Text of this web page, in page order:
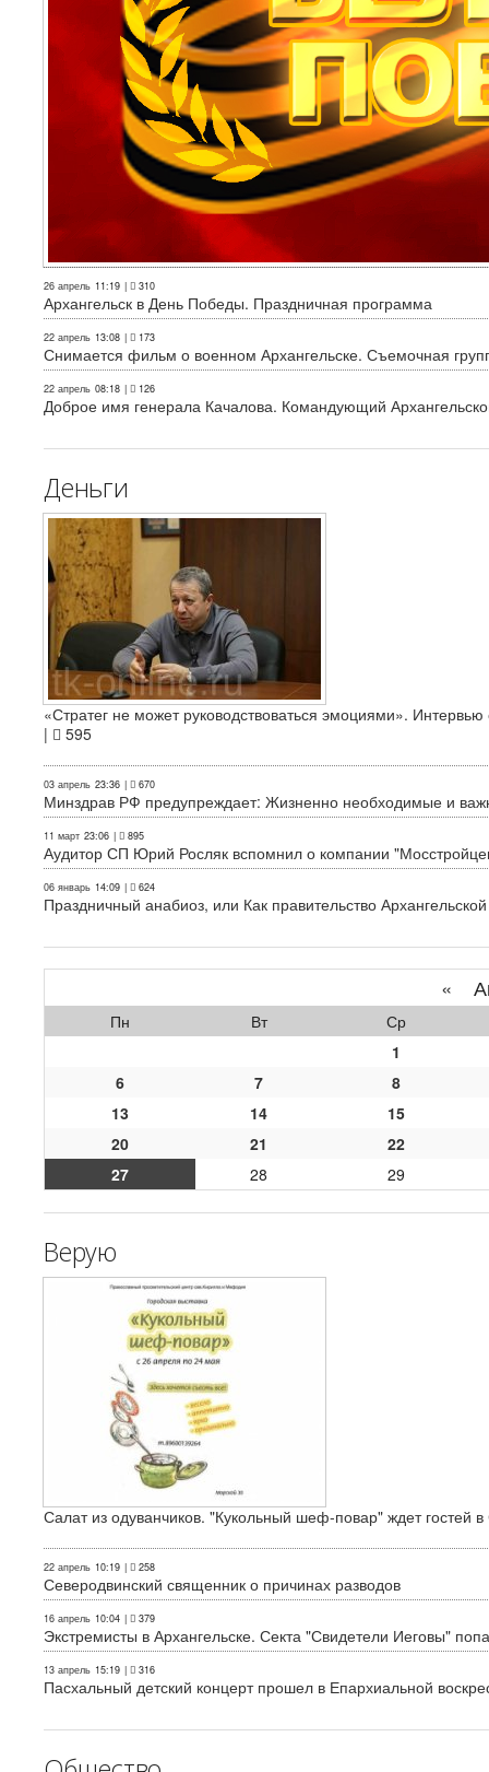
26 апрель 11:19 | 310
Архангельск в День Победы. Праздничная программа
22 апрель 13:08 | 173
Снимается фильм о военном Архангельске. Съемочная
22 апрель 08:18 | 126
Доброе имя генерала Качалова. Командующий
Деньги
«Стратег не может руководствоваться эмоциями».
|
595
03 апрель 23:36 | 670
Минздрав РФ предупреждает: Жизненно необходимые и
11 март 23:06 | 895
Аудитор СП Юрий Росляк вспомнил о компании
06 январь 14:09 | 624
Праздничный анабиоз, или Как правительство
«
Пн Вт
Ср
1
6
7
8
13
14
15
20
21
22
27
28 29
Верую
Салат из одуванчиков. "Кукольный шеф-повар" ждет гостей
22 апрель 10:19 | 258
Северодвинский священник о причинах разводов
16 апрель 10:04 | 379
Экстремисты в Архангельске. Секта "Свидетели Иеговы"
13 апрель 15:19 | 316
Пасхальный детский концерт прошел в Епархиальной